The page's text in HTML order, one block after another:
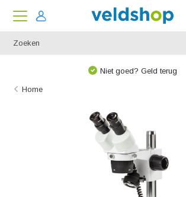
Niet goed? Geld terug
Home